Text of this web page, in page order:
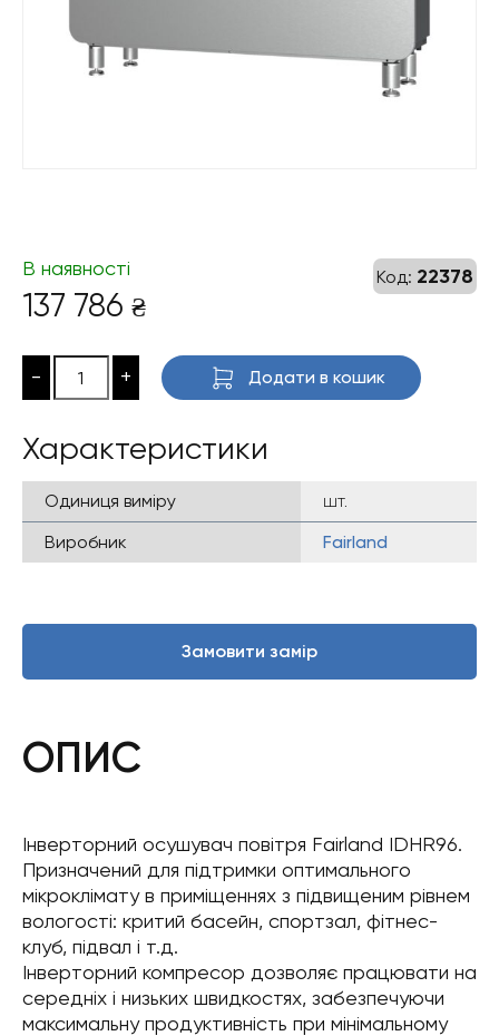
Код: 22378
В наявності
137 786 ₴
- + Додати в кошик
Характеристики
Одиниця виміру
шт.
Виробник
Fairland
Замовити замір
ОПИС
Інверторний осушувач повітря Fairland IDHR96.
Призначений для підтримки оптимального
мікроклімату в приміщеннях з підвищеним рівнем
вологості: критий басейн, спортзал, фітнес-
клуб, підвал і т.д.
Інверторний компресор дозволяє працювати на
середніх і низьких швидкостях, забезпечуючи
максимальну продуктивність при мінімальному